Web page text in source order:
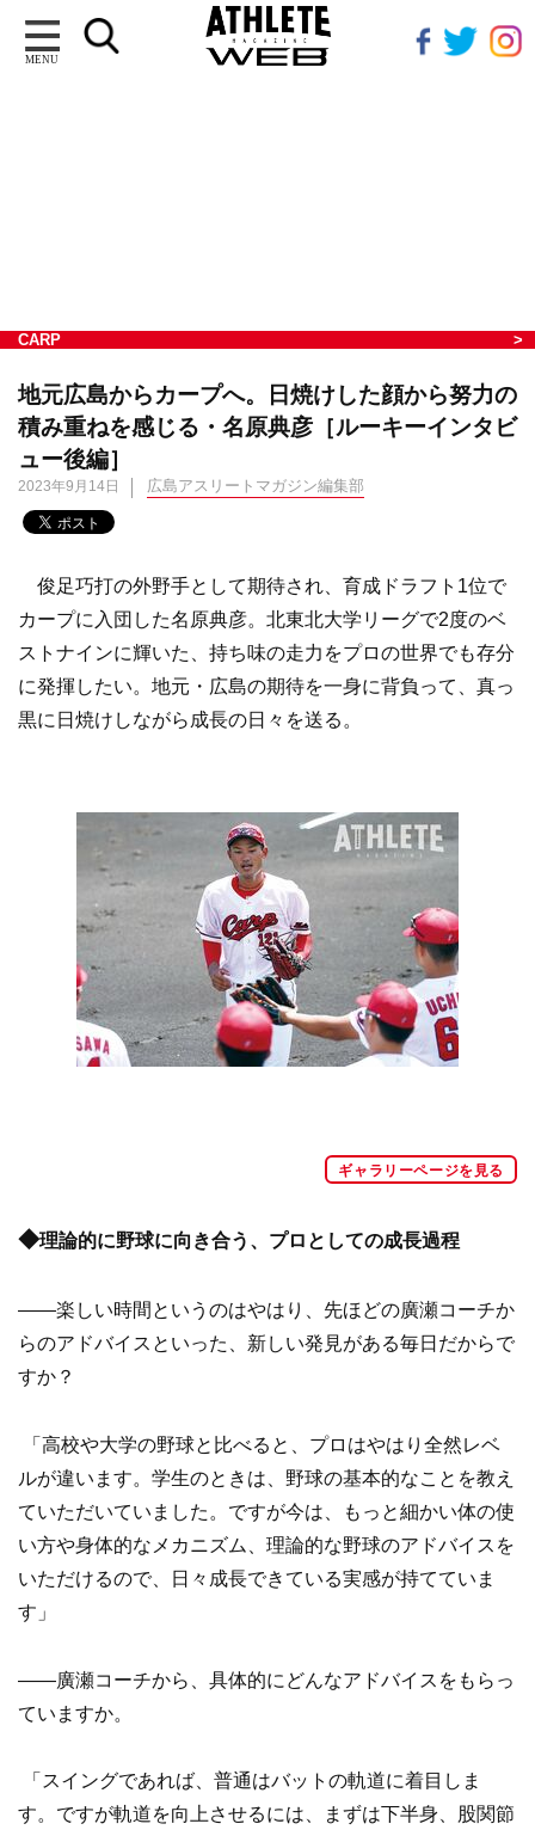
MENU
CARP
地元広島からカープへ。日焼けした顔から努力の
積み重ねを感じる・名原典彦［ルーキーインタビ
ュー後編］
2023年9月14日 広島アスリートマガジン編集部
俊足巧打の外野手として期待され、育成ドラフト1位で
カープに入団した名原典彦。北東北大学リーグで2度のベ
ストナインに輝いた、持ち味の走力をプロの世界でも存分
に発揮したい。地元・広島の期待を一身に背負って、真っ
黒に日焼けしながら成長の日々を送る。
ギャラリーページを見る
◆理論的に野球に向き合う、プロとしての成長過程
——楽しい時間というのはやはり、先ほどの廣瀬コーチか
らのアドバイスといった、新しい発見がある毎日だからで
すか？
「高校や大学の野球と比べると、プロはやはり全然レベ
ルが違います。学生のときは、野球の基本的なことを教え
ていただいていました。ですが今は、もっと細かい体の使
い方や身体的なメカニズム、理論的な野球のアドバイスを
いただけるので、日々成長できている実感が持てていま
す」
——廣瀬コーチから、具体的にどんなアドバイスをもらっ
ていますか。
「スイングであれば、普通はバットの軌道に着目しま
す。ですが軌道を向上させるには、まずは下半身、股関節